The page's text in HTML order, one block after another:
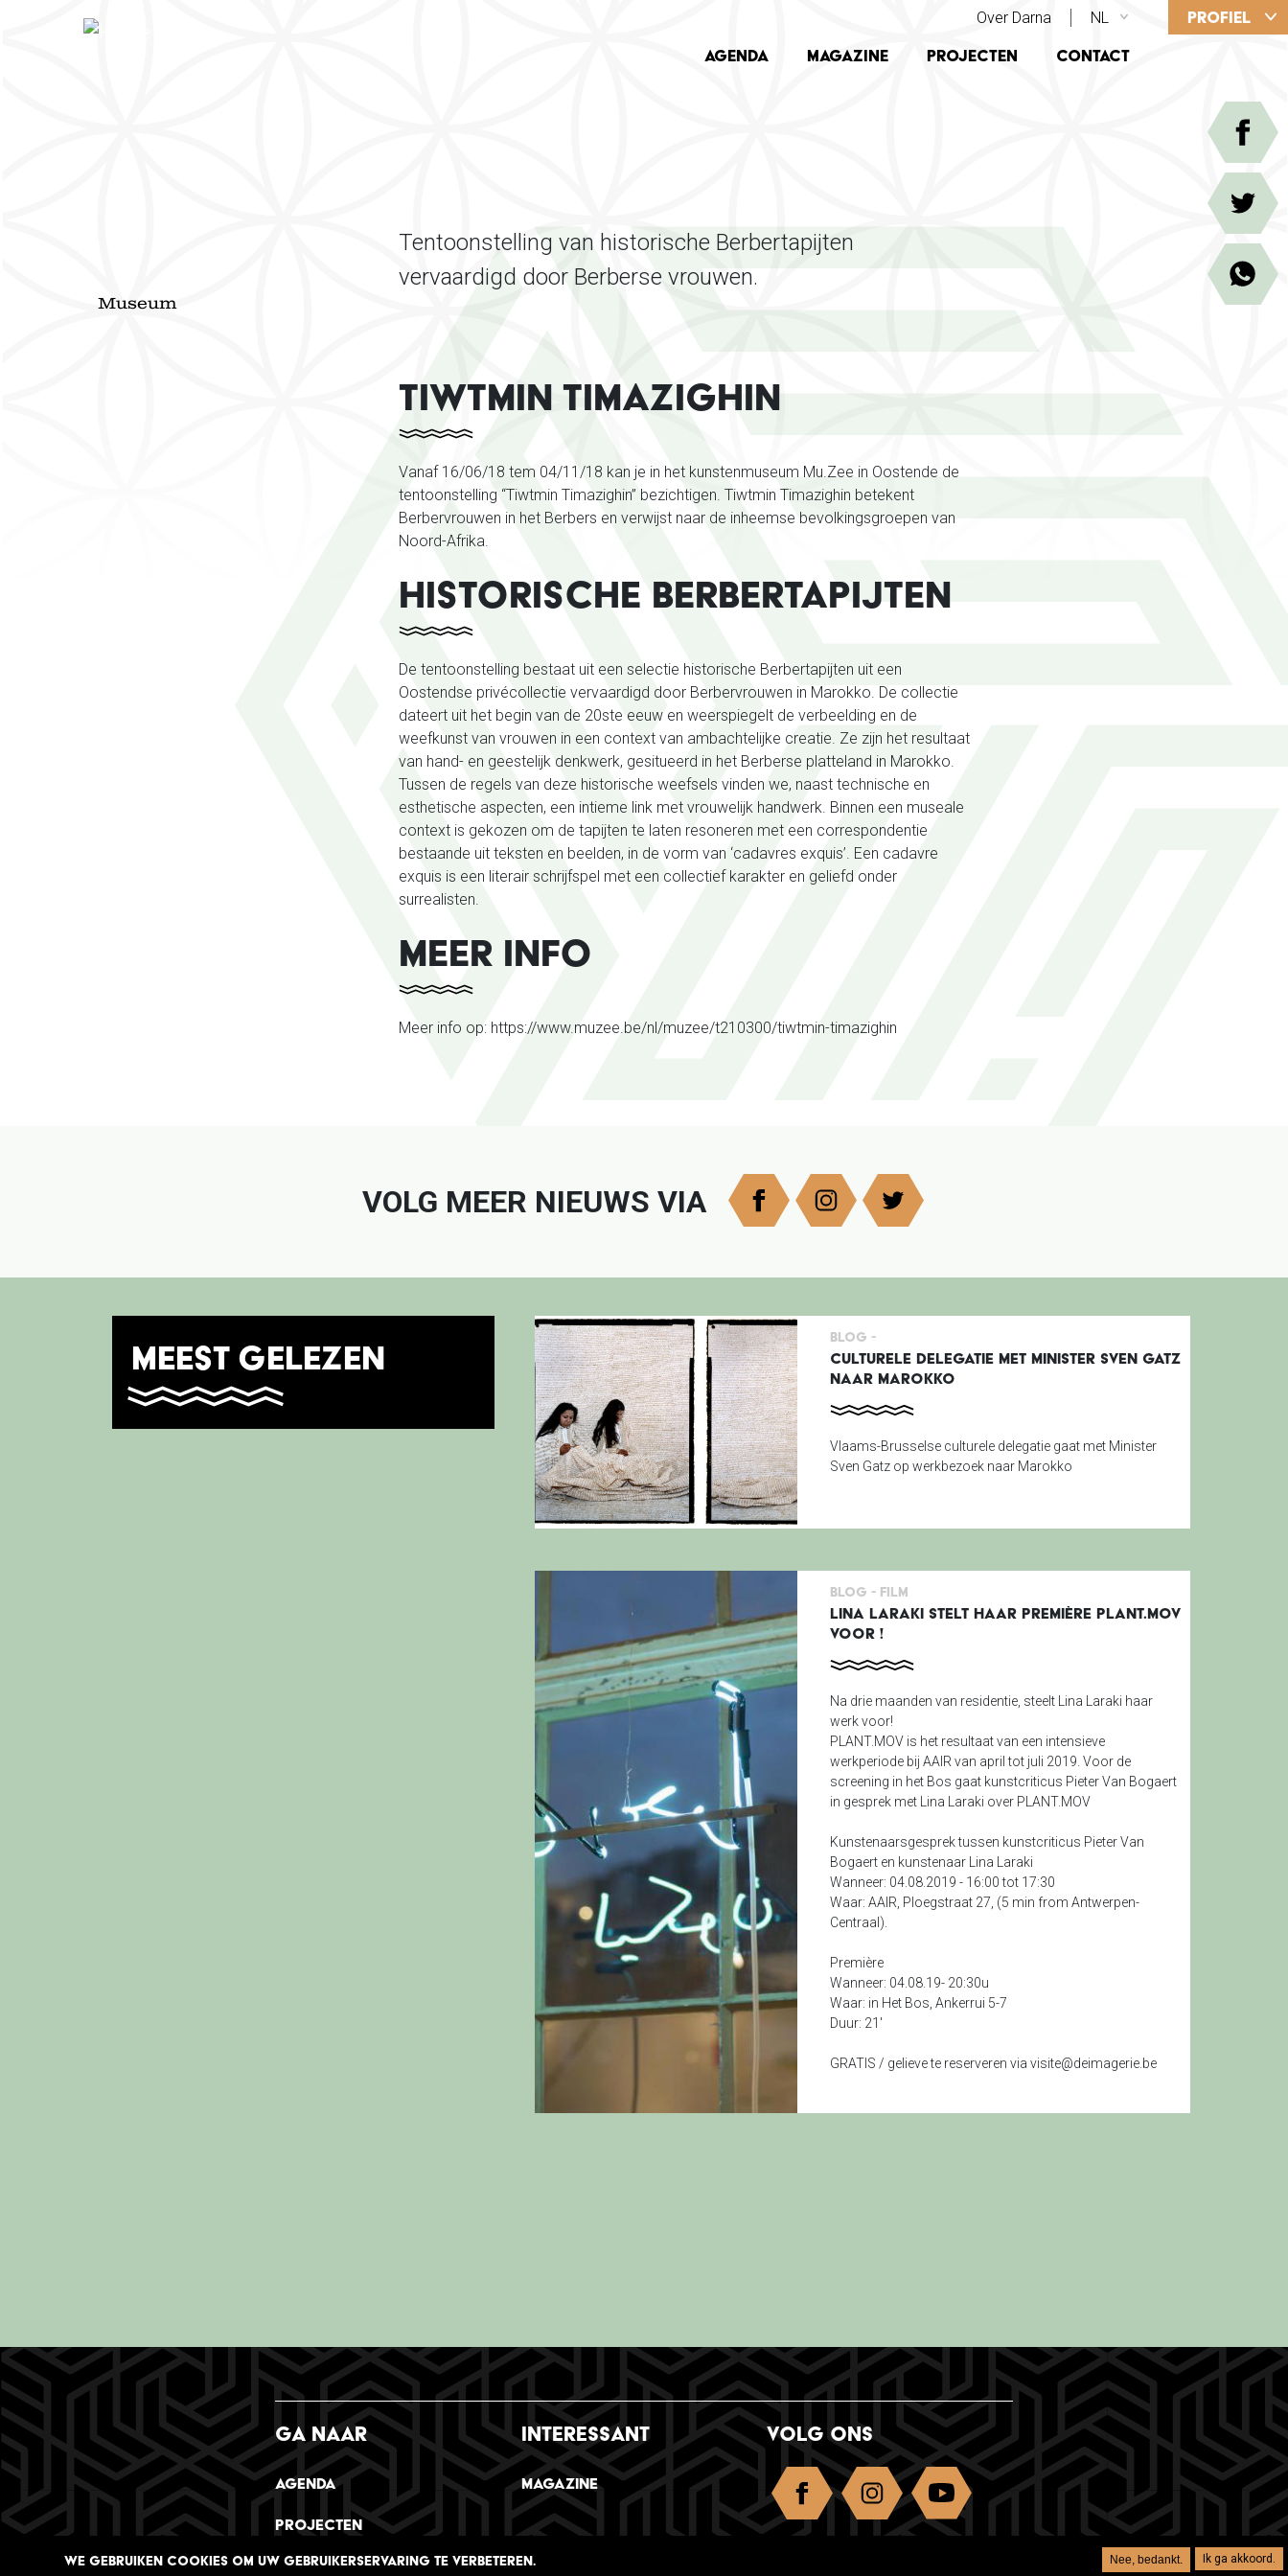
PROFIEL
NL
SECONDARY TOP MENU
Over Darna
MAIN NAVIGATION
Agenda Magazine Projecten Contact
Facebook
Twitter
Museum
Tentoonstelling van historische Berbertapijten
vervaardigd door Berberse vrouwen.
TIWTMIN TIMAZIGHIN
Vanaf 16/06/18 tem 04/11/18 kan je in het kunstenmuseum Mu.Zee in Oostende de
tentoonstelling “Tiwtmin Timazighin” bezichtigen. Tiwtmin Timazighin betekent
Berbervrouwen in het Berbers en verwijst naar de inheemse bevolkingsgroepen van
Noord-Afrika.
HISTORISCHE BERBERTAPIJTEN
De tentoonstelling bestaat uit een selectie historische Berbertapijten uit een
Oostendse privécollectie vervaardigd door Berbervrouwen in Marokko. De collectie
dateert uit het begin van de 20ste eeuw en weerspiegelt de verbeelding en de
weefkunst van vrouwen in een context van ambachtelijke creatie. Ze zijn het resultaat
van hand- en geestelijk denkwerk, gesitueerd in het Berberse platteland in Marokko.
Tussen de regels van deze historische weefsels vinden we, naast technische en
esthetische aspecten, een intieme link met vrouwelijk handwerk. Binnen een museale
context is gekozen om de tapijten te laten resoneren met een correspondentie
bestaande uit teksten en beelden, in de vorm van ‘cadavres exquis’. Een cadavre
exquis is een literair schrijfspel met een collectief karakter en geliefd onder
surrealisten.
MEER INFO
Meer info op: https://www.muzee.be/nl/muzee/t210300/tiwtmin-timazighin
VOLG MEER NIEUWS VIA
MEEST GELEZEN
Blog -
CULTURELE DELEGATIE MET MINISTER SVEN GATZ
NAAR MAROKKO
Vlaams-Brusselse culturele delegatie gaat met Minister
Sven Gatz op werkbezoek naar Marokko
Blog - Film
LINA LARAKI STELT HAAR PREMIÈRE PLANT.MOV
VOOR !
Na drie maanden van residentie, steelt Lina Laraki haar
werk voor!
PLANT.MOV is het resultaat van een intensieve
werkperiode bij AAIR van april tot juli 2019. Voor de
screening in het Bos gaat kunstcriticus Pieter Van Bogaert
in gesprek met Lina Laraki over PLANT.MOV
Kunstenaarsgesprek tussen kunstcriticus Pieter Van
Bogaert en kunstenaar Lina Laraki
Wanneer: 04.08.2019 - 16:00 tot 17:30
Waar: AAIR, Ploegstraat 27, (5 min from Antwerpen-
Centraal).
Première
Wanneer: 04.08.19- 20:30u
Waar: in Het Bos, Ankerrui 5-7
Duur: 21'
GRATIS / gelieve te reserveren via visite@deimagerie.be
GA NAAR
Agenda
Projecten
INTERESSANT
Magazine
VOLG ONS
WE GEBRUIKEN COOKIES OM UW GEBRUIKERSERVARING TE VERBETEREN. Ik ga akkoord.
Nee, bedankt.